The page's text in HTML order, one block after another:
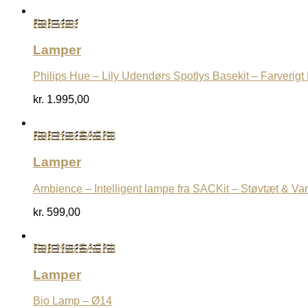
Køb vare
Lamper
Philips Hue – Lily Udendørs Spotlys Basekit – Farverigt
kr. 1.995,00
Køb Hos SACKit
Lamper
Ambience – Intelligent lampe fra SACKit – Støvtæt &
kr. 599,00
Køb Hos SACKit
Lamper
Bio Lamp – Ø14